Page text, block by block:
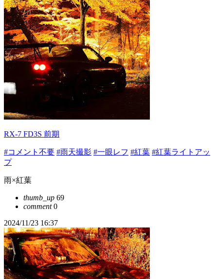
RX-7 FD3S 前期
#コメント不要 #雨天撮影 #一眼レフ #紅葉 #紅葉ライトアッ
プ
雨×紅葉
thumb_up 69
comment0
2024/11/23 16:37